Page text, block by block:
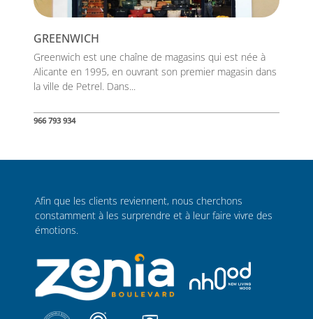
GREENWICH
Greenwich est une chaîne de magasins qui est née à
Alicante en 1995, en ouvrant son premier magasin dans
la ville de Petrel. Dans...
966 793 934
Afin que les clients reviennent, nous cherchons
constamment à les surprendre et à leur faire vivre des
émotions.